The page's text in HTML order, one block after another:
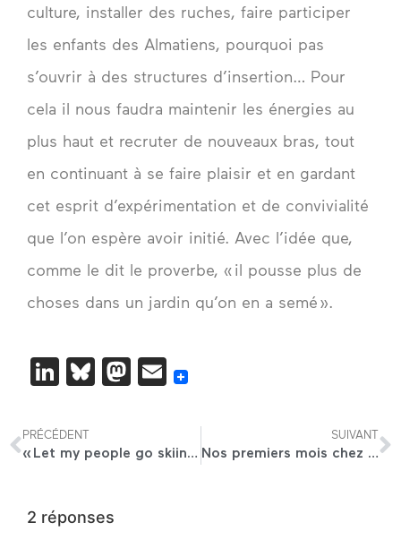
culture, installer des ruches, faire participer
les enfants des Almatiens, pourquoi pas
s’ouvrir à des structures d’insertion… Pour
cela il nous faudra maintenir les énergies au
plus haut et recruter de nouveaux bras, tout
en continuant à se faire plaisir et en gardant
cet esprit d’expérimentation et de convivialité
que l’on espère avoir initié. Avec l’idée que,
comme le dit le proverbe, « il pousse plus de
choses dans un jardin qu’on en a semé ».
LinkedIn
Bluesky
Mastodon
Email
PRÉCÉDENT
« Let my people go skiing »
SUIVANT
Nos premiers mois chez Alma
2 réponses